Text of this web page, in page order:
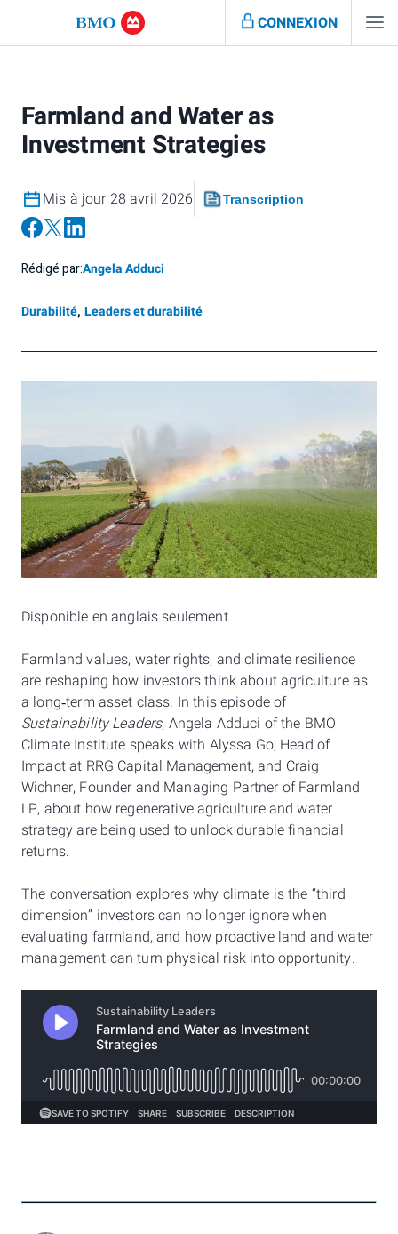
CONNEXION
Farmland and Water as
Investment Strategies
Mis à jour 28 avril 2026 Transcription
Rédigé par:Angela Adduci
Durabilité, Leaders et durabilité
Disponible en anglais seulement
Farmland values, water rights, and climate resilience
are reshaping how investors think about agriculture as
a long‑term asset class. In this episode of
Sustainability Leaders, Angela Adduci of the BMO
Climate Institute speaks with Alyssa Go, Head of
Impact at RRG Capital Management, and Craig
Wichner, Founder and Managing Partner of Farmland
LP, about how regenerative agriculture and water
strategy are being used to unlock durable financial
returns.
The conversation explores why climate is the “third
dimension” investors can no longer ignore when
evaluating farmland, and how proactive land and water
management can turn physical risk into opportunity.